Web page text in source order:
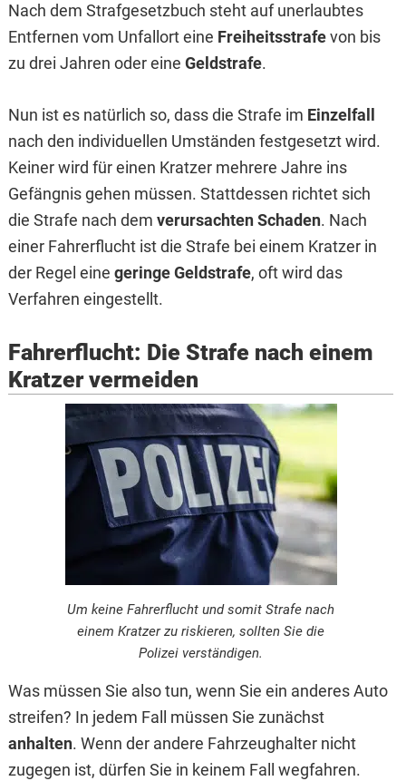
Nach dem Strafgesetzbuch steht auf unerlaubtes
Entfernen vom Unfallort eine Freiheitsstrafevon bis
zu drei Jahren oder eine Geldstrafe.
Nun ist es natürlich so, dass die Strafe im Einzelfall
nach den individuellen Umständen festgesetzt wird.
Keiner wird für einen Kratzer mehrere Jahre ins
Gefängnis gehen müssen. Stattdessen richtet sich
die Strafe nach dem verursachten Schaden. Nach
einer Fahrerflucht ist die Strafe bei einem Kratzer in
der Regel eine geringe Geldstrafe, oft wird das
Verfahren eingestellt.
Fahrerflucht: Die Strafe nach einem
Kratzer vermeiden
Um keine Fahrerflucht und somit Strafe nach
einem Kratzer zu riskieren, sollten Sie die
Polizei verständigen.
Was müssen Sie also tun, wenn Sie ein anderes Auto
streifen? In jedem Fall müssen Sie zunächst
anhalten. Wenn der andere Fahrzeughalter nicht
zugegen ist, dürfen Sie in keinem Fall wegfahren.